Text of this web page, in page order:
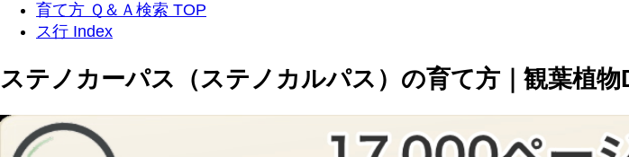
育て方 Ｑ＆Ａ検索 TOP
ス行 Index
ステノカーパス（ステノカルパス）の育て方｜観葉植